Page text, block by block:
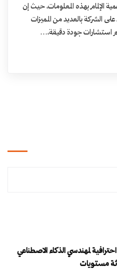
الإلمام بهذه المعلومات، حيث إن
الشركة بالعديد من المميزات
استشارات جودة دقيقة،…
لمهندسي الذكاء الاصطناعي
مستويات